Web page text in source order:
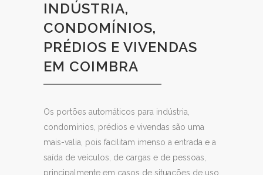
INDÚSTRIA,
CONDOMÍNIOS,
PRÉDIOS E VIVENDAS
EM COIMBRA
Os portões automáticos para indústria,
condomínios, prédios e vivendas são uma
mais-valia, pois facilitam imenso a entrada e a
saída de veículos, de cargas e de pessoas,
principalmente em casos de situações de uso